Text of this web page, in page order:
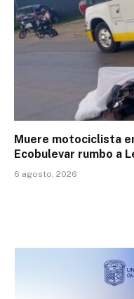
Muere motociclista
Ecobulevar rumbo a
6 agosto, 2026